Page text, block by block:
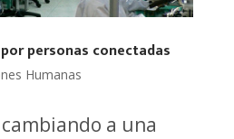
personas conectadas
Humanas
a una